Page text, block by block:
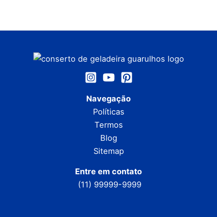
Navegação
Políticas
Termos
Blog
Sitemap
Entre em contato
(11) 99999-9999